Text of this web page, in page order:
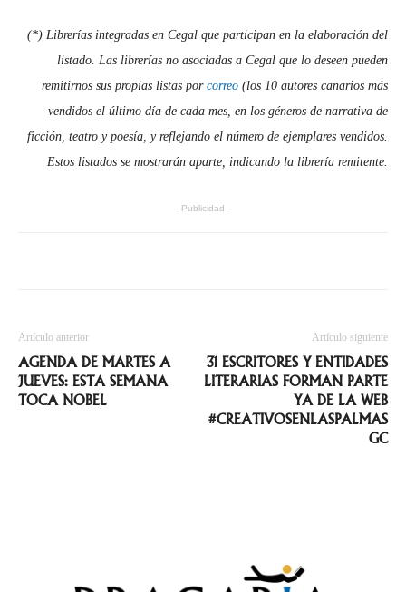
(*) Librerías integradas en Cegal que participan en la elaboración del
listado. Las librerías no asociadas a Cegal que lo deseen pueden
remitirnos sus propias listas por correo (los 10 autores canarios más
vendidos el último día de cada mes, en los géneros de narrativa de
ficción, teatro y poesía, y reflejando el número de ejemplares vendidos.
Estos listados se mostrarán aparte, indicando la librería remitente.
- Publicidad -
Artículo anterior
AGENDA DE MARTES A
JUEVES: ESTA SEMANA
TOCA NOBEL
Artículo siguiente
31 ESCRITORES Y ENTIDADES
LITERARIAS FORMAN PARTE
YA DE LA WEB
#CREATIVOSENLASPALMAS
GC